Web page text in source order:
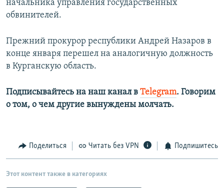
начальника управления государственных
обвинителей.
Прежний прокурор республики Андрей Назаров в
конце января ​перешел на аналогичную должность
в Курганскую область.
Подписывайтесь на наш канал в Telegram. Говорим
о том, о чем другие вынуждены молчать.
Поделиться Читать без VPN Подпишитесь
Этот контент также в категориях